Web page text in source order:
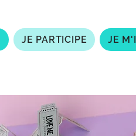
JE PARTICIPE JE